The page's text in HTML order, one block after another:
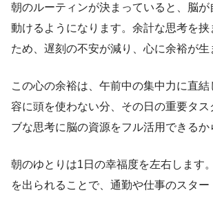
朝のルーティンが決まっていると、脳
動けるようになります。余計な思考を挟
ため、遅刻の不安が減り、心に余裕が生
この心の余裕は、午前中の集中力に直
容に頭を使わない分、その日の重要タス
ブな思考に脳の資源をフル活用できるか
朝のゆとりは1日の幸福度を左右します
を出られることで、通勤や仕事のスター